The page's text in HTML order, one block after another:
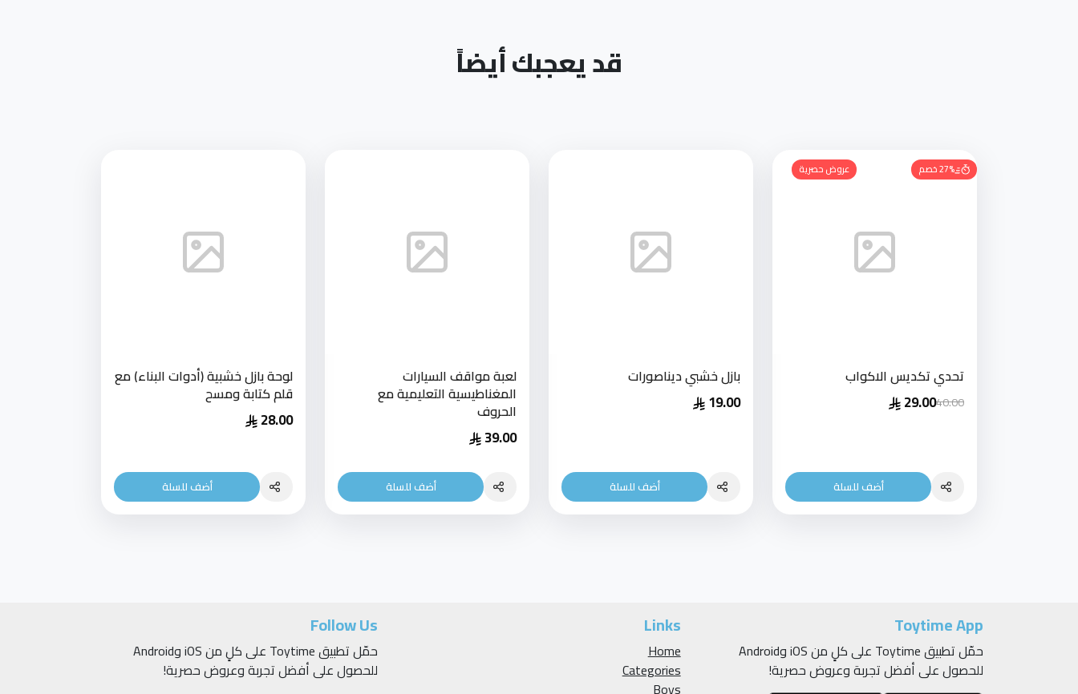
قد يعجبك أيضاً
27% خصم عروض حصرية
تحدي تكديس الاكواب
40.00
29.00
أضف للسلة
بازل خشبي ديناصورات
19.00
أضف للسلة
لعبة مواقف السيارات
المغناطيسية التعليمية مع
الحروف
39.00
أضف للسلة
لوحة بازل خشبية (أدوات البناء) مع
قلم كتابة ومسح
28.00
أضف للسلة
Toytime App
حمّل تطبيق Toytime على كلٍ من iOS وAndroid
للحصول على أفضل تجربة وعروض حصرية!
Links
Home
Categories
Boys
Follow Us
حمّل تطبيق Toytime على كلٍ من iOS وAndroid
للحصول على أفضل تجربة وعروض حصرية!